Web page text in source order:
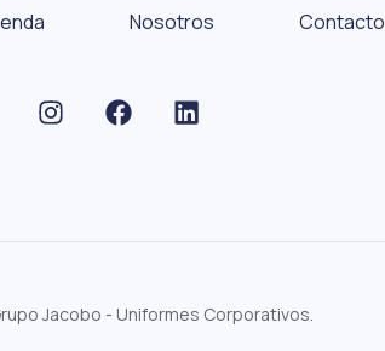
Nosotros Contacto
Jacobo - Uniformes Corporativos.